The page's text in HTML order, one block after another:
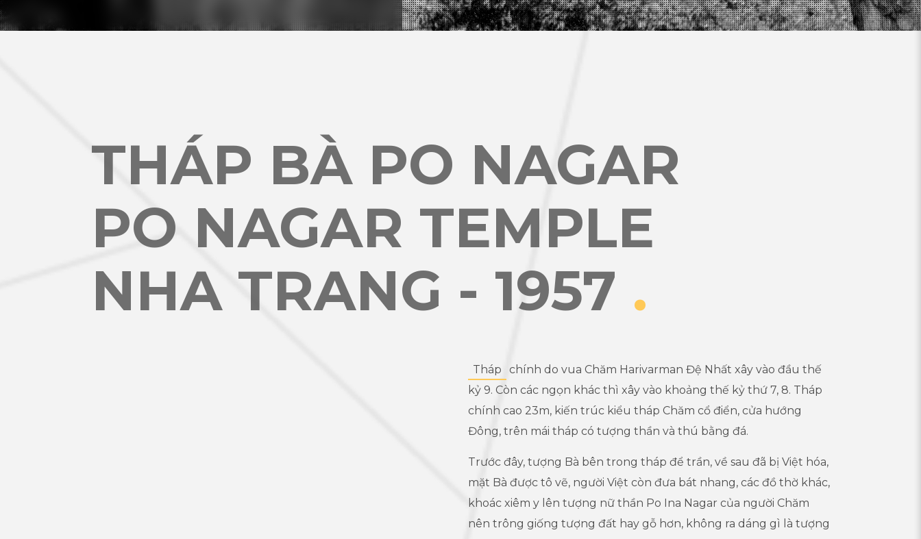
THÁP BÀ PO NAGAR
PO NAGAR TEMPLE
NHA TRANG - 1957 .
Tháp
chính do vua Chăm Harivarman Đệ Nhất xây vào đầu thế
kỷ 9. Còn các ngọn khác thì xây vào khoảng thế kỷ thứ 7, 8. Tháp
chính cao 23m, kiến trúc kiểu tháp Chăm cổ điển, cửa hướng
Đông, trên mái tháp có tượng thần và thú bằng đá.
Trước đây, tượng Bà bên trong tháp để trần, về sau đã bị Việt hóa,
mặt Bà được tô vẽ, người Việt còn đưa bát nhang, các đồ thờ khác,
khoác xiêm y lên tượng nữ thần Po Ina Nagar của người Chăm
nên trông giống tượng đất hay gỗ hơn, không ra dáng gì là tượng